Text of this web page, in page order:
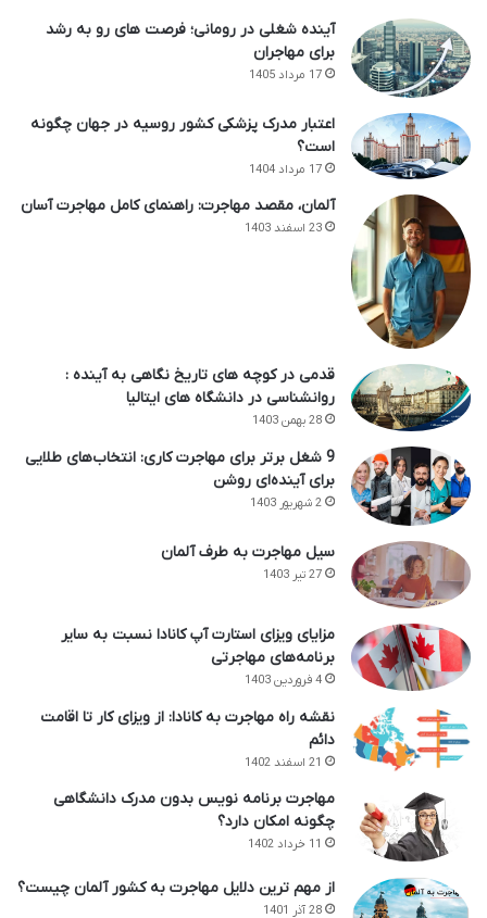
آینده شغلی در رومانی؛ فرصت های رو به رشد
برای مهاجران
17 مرداد 1405
اعتبار مدرک پزشکی کشور روسیه در جهان چگونه
است؟
17 مرداد 1404
آلمان، مقصد مهاجرت: راهنمای کامل مهاجرت آسان
23 اسفند 1403
قدمی در کوچه های تاریخ نگاهی به آینده :
روانشناسی در دانشگاه های ایتالیا
28 بهمن 1403
9 شغل برتر برای مهاجرت کاری: انتخاب‌های طلایی
برای آینده‌ای روشن
2 شهریور 1403
سیل مهاجرت به طرف آلمان
27 تیر 1403
مزایای ویزای استارت آپ کانادا نسبت به سایر
برنامه‌های مهاجرتی
4 فروردین 1403
نقشه راه مهاجرت به کانادا: از ویزای کار تا اقامت
دائم
21 اسفند 1402
مهاجرت برنامه نویس بدون مدرک دانشگاهی
چگونه امکان دارد؟
11 خرداد 1402
از مهم ترین دلایل مهاجرت به کشور آلمان چیست؟
28 آذر 1401